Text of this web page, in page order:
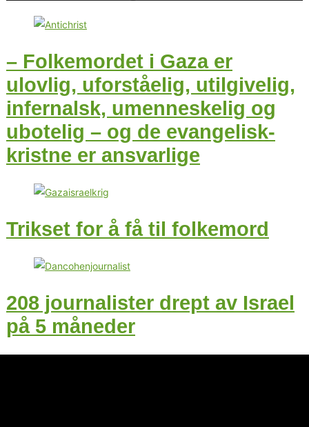
– Folkemordet i Gaza er
ulovlig, uforståelig, utilgivelig,
infernalsk, umenneskelig og
ubotelig – og de evangelisk-
kristne er ansvarlige
Trikset for å få til folkemord
208 journalister drept av Israel
på 5 måneder